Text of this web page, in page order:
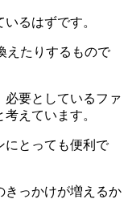
るはずです。
えたりするもので
必要としているファ
えています。
にとっても便利で
きっかけが増えるか